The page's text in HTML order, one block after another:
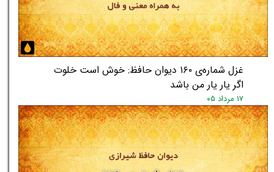
غزل شماره‌ی ۱۶۰ دیوان حافظ: خوش است خلوت
اگر یار یار من باشد
۱۷ مرداد ۰۵